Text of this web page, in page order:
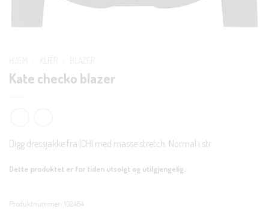
Kate checko blazer
Digg dressjakke fra ICHI med masse stretch. Normal i str.
Dette produktet er for tiden utsolgt og utilgjengelig.
Produktnummer: 102484